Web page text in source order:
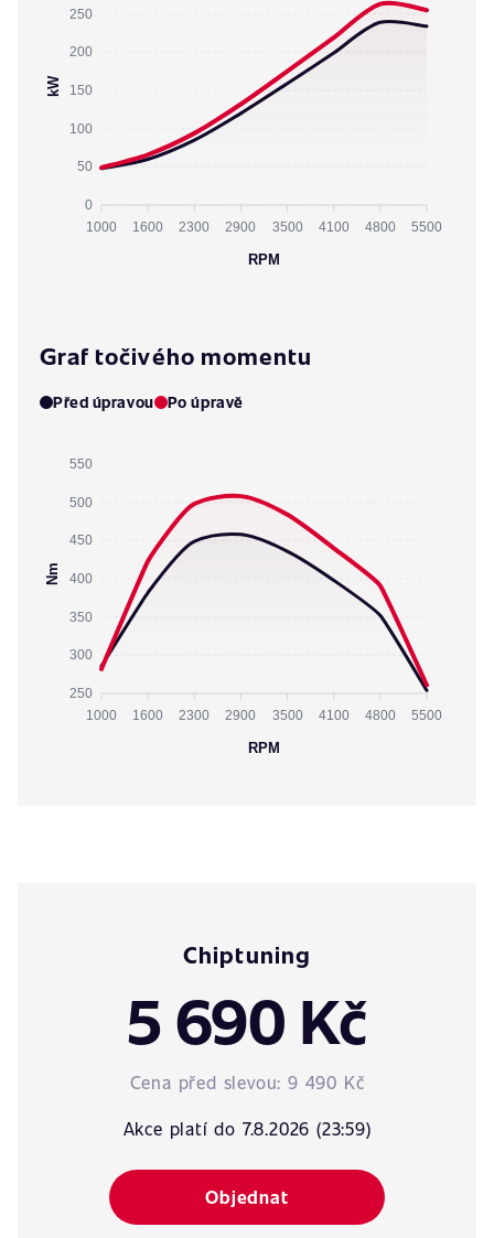
250
200
150
100
50
0
kW
1000 1600 2300 2900 3500 4100 4800 5500
RPM
Graf točivého momentu
Před úpravou Po úpravě
550
500
450
400
350
300
250
Nm
1000 1600 2300 2900 3500 4100 4800 5500
RPM
Chiptuning
5 690 Kč
Cena před slevou: 9 490 Kč
Akce platí do 7.8.2026 (23:59)
Objednat